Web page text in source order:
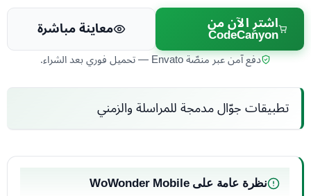
اشترِ الآن من
CodeCanyon معاينة مباشرة
دفع آمن عبر منصّة Envato — تحميل فوري بعد الشراء.
تطبيقات جوّال مدمجة للمراسلة والزمني
نظرة عامة على WoWonder Mobile